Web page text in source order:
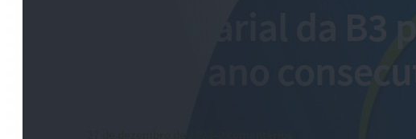
Empresarial da B3
quarto ano